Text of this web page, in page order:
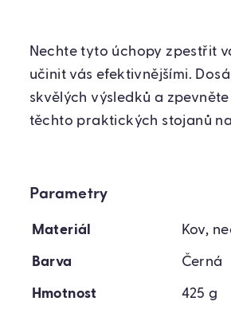
Nechte tyto úchopy zpestřit
učinit vás efektivnějšími.
skvělých výsledků a
těchto praktických stojanů
Parametry
Materiál Kov,
Barva Černá
Hmotnost 425 g